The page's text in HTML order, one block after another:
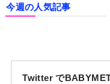
今週の人気記事
Twitter で